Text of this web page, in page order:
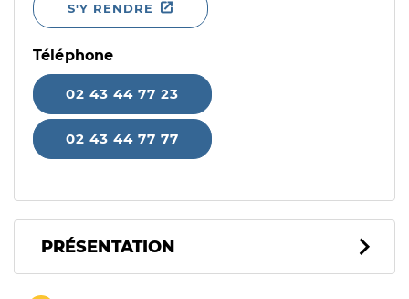
S'Y RENDRE
Téléphone
02 43 44 77 23
02 43 44 77 77
PRÉSENTATION